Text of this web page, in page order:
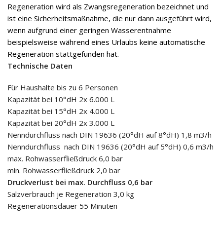
Regeneration wird als Zwangsregeneration bezeichnet und
ist eine Sicherheitsmaßnahme, die nur dann ausgeführt wird,
wenn aufgrund einer geringen Wasserentnahme
beispielsweise während eines Urlaubs keine automatische
Regeneration stattgefunden hat.
Technische Daten
Für Haushalte bis zu 6 Personen
Kapazität bei 10°dH 2x 6.000 L
Kapazität bei 15°dH 2x 4.000 L
Kapazität bei 20°dH 2x 3.000 L
Nenndurchfluss nach DIN 19636 (20°dH auf 8°dH) 1,8 m3/h
Nenndurchfluss nach DIN 19636 (20°dH auf 5°dH) 0,6 m3/h
max. Rohwasserfließdruck 6,0 bar
min. Rohwasserfließdruck 2,0 bar
Druckverlust bei max. Durchfluss 0,6 bar
Salzverbrauch je Regeneration 3,0 kg
Regenerationsdauer 55 Minuten